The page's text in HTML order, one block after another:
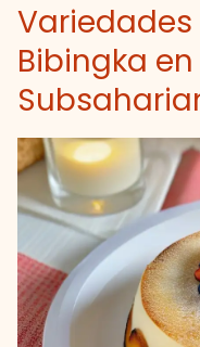
Variedades
Bibingka